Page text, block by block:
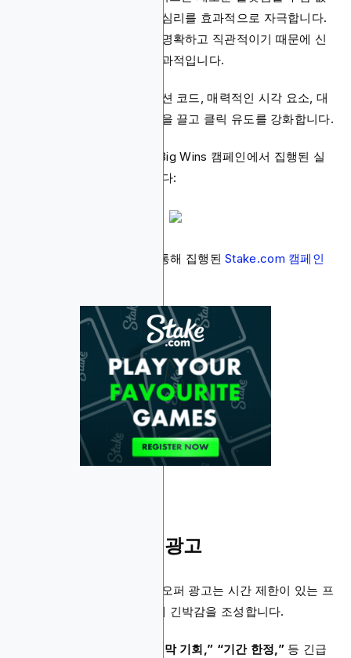
이 체험해보고 싶은 사용자 심리를 효과적으로 자극합니다.
이 포맷은 전달하는 가치가 명확하고 직관적이기 때문에 신
규 플레이어 전환에 매우 효과적입니다.
또한 이 광고 유형은 프로모션 코드, 매력적인 시각 요소, 대
담한 컬러 등을 활용해 시선을 끌고 클릭 유도를 강화합니다.
다음은 Blockchain-Ads의 Big Wins 캠페인에서 집행된 실
제 웰컴 오퍼 광고 예시입니다:
다음은 Blockchain-Ads를 통해 집행된Stake.com 캠페인
2. 한정 기간 오퍼 광고
온라인 카지노의 한정 기간 오퍼 광고는 시간 제한이 있는 프
로모션을 통해 플레이어에게 긴박감을 조성합니다.
“마지막 기회,” “기간 한정,” 등 긴급